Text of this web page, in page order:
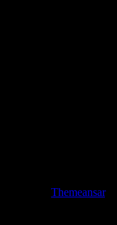
Themeansar.